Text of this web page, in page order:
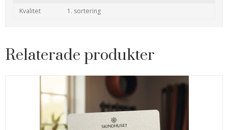
Kvalitet
1. sortering
Relaterade produkter